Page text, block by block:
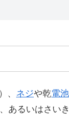
ネジや乾電池
あるいはさい